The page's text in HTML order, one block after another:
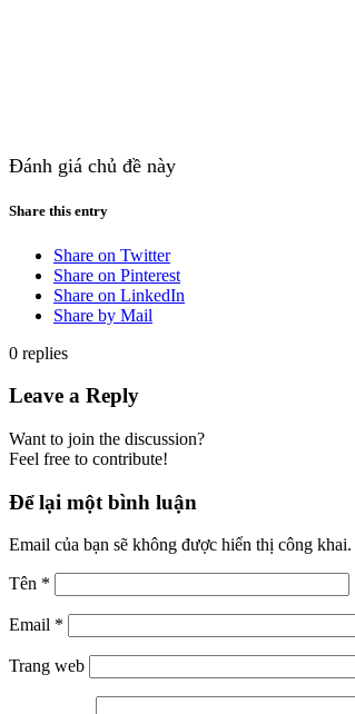
Đánh giá chủ đề này
Share this entry
Share on Twitter
Share on Pinterest
Share on LinkedIn
Share by Mail
0 replies
Leave a Reply
Want to join the discussion?
Feel free to contribute!
Để lại một bình luận
Email của bạn sẽ không được hiển thị công khai.
Tên *
Email *
Trang web